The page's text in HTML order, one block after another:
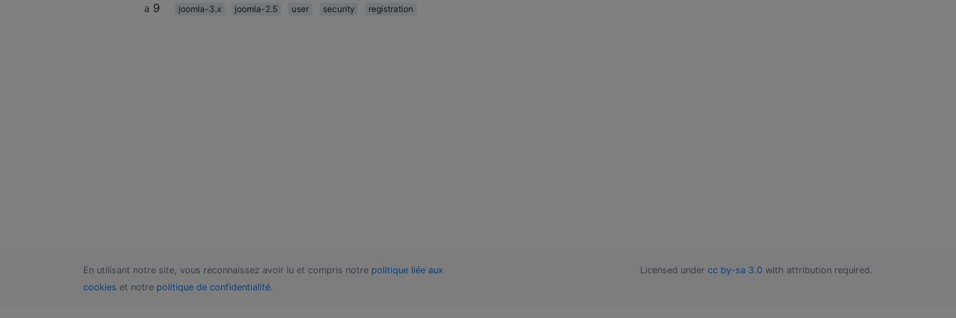
9
joomla-3.x joomla-2.5 user security registration
En utilisant notre site, vous reconnaissez avoir lu et compris notre politique liée aux
cookies et notre politique de confidentialité.
Licensed under cc by-sa 3.0 with attribution required.